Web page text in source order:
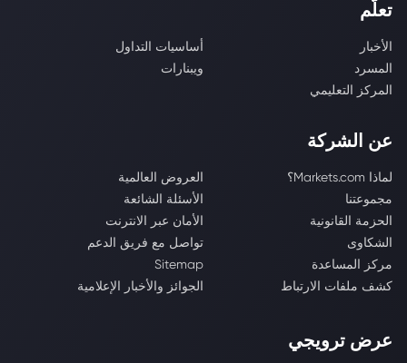
تعلّم
الأخبار
أساسيات التداول
المسرد
ويبنارات
المركز التعليمي
عن الشركة
لماذا Markets.com؟
العروض العالمية
مجموعتنا
الأسئلة الشائعة
الحزمة القانونية
الأمان عبر الانترنت
الشكاوى
تواصل مع فريق الدعم
مركز المساعدة
Sitemap
كشف ملفات الارتباط
الجوائز والأخبار الإعلامية
عرض ترويجي